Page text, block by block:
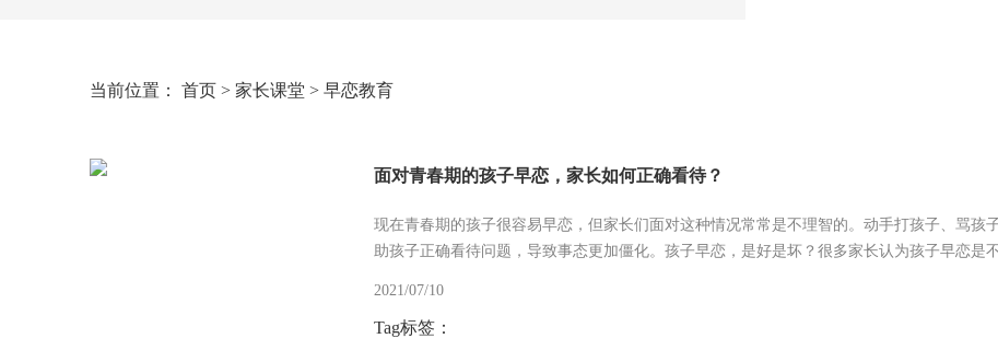
当前位置： 首页 > 家长课堂 > 早恋教育
面对青春期的孩子早恋，家长如何正确看待？
现在青春期的孩子很容易早恋，但家长们面对这种情况常常是不理智的。动手打孩子、骂孩
助孩子正确看待问题，导致事态更加僵化。孩子早恋，是好是坏？很多家长认为孩子早恋是
2021/07/10
Tag标签：